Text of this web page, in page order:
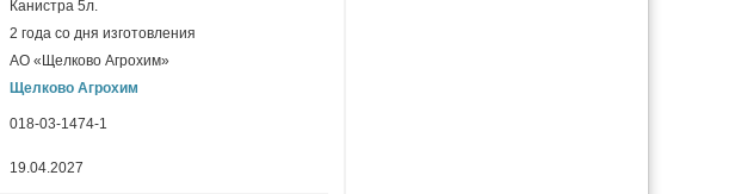
Канистра 5л.
2 года со дня изготовления
АО «Щелково Агрохим»
Щелково Агрохим
018-03-1474-1
19.04.2027